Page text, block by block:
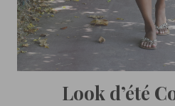
Look d’été